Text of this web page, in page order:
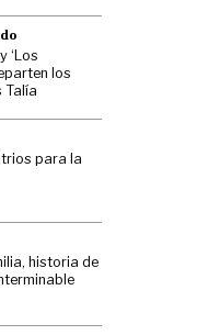
‘Los
los
Talía
para la
historia de